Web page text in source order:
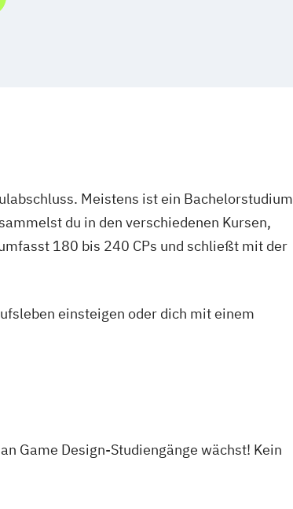
Meistens ist ein Bachelorstudium
du in den verschiedenen Kursen,
180 bis 240 CPs und schließt mit der
einsteigen oder dich mit einem
Game Design-Studiengänge wächst! Kein